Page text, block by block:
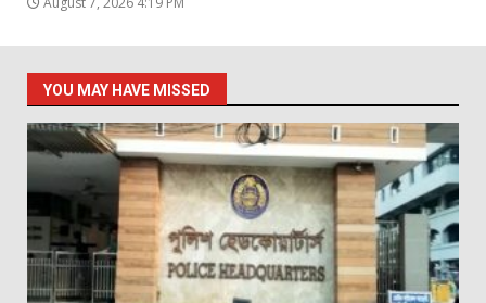
YOU MAY HAVE MISSED